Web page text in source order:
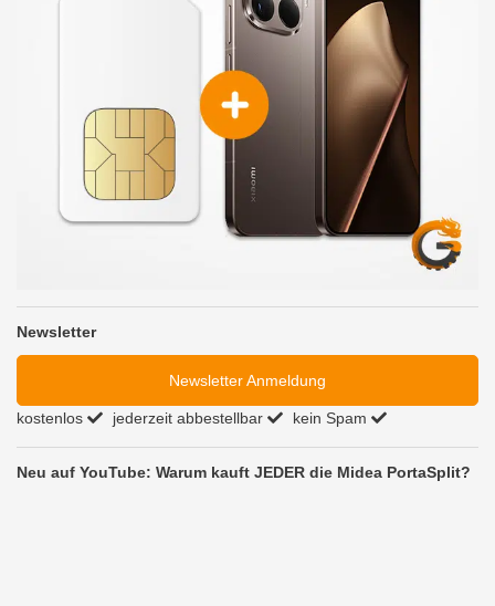
Newsletter
Newsletter Anmeldung
kostenlos jederzeit abbestellbar kein Spam
Neu auf YouTube: Warum kauft JEDER die Midea PortaSplit?